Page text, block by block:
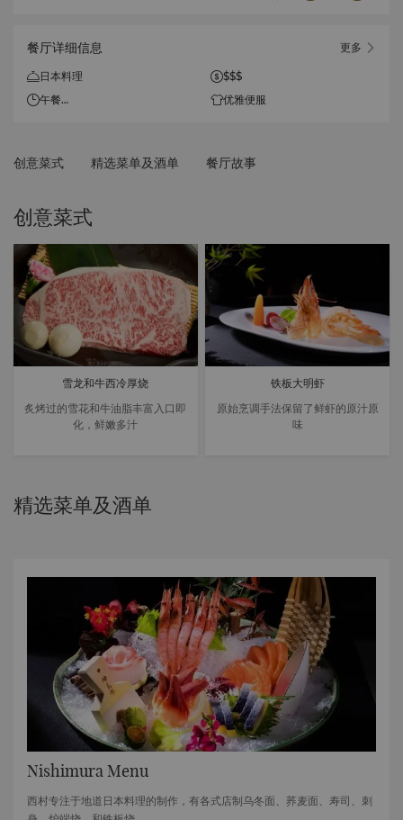
餐厅详细信息 更多
日本料理
$$$
午餐
晚餐
17:30 – 21:30 (周一至周六)
优雅便服
创意菜式 精选菜单及酒单 餐厅故事
创意菜式
雪龙和牛西冷厚烧
炙烤过的雪花和牛油脂丰富入口即
化，鲜嫩多汁
铁板大明虾
原始烹调手法保留了鲜虾的原汁原
味
精选菜单及酒单
Nishimura Menu
西村专注于地道日本料理的制作，有各式店制乌冬面、荞麦面、寿司、刺